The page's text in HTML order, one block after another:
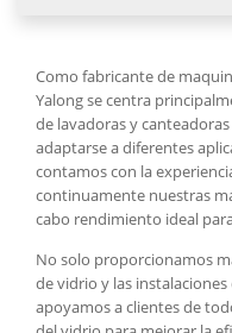
Como fabricante de
Yalong se centra
de lavadoras y
adaptarse a diferentes
contamos con la
continuamente nuestras
cabo rendimiento ideal
No solo proporcionamos
de vidrio y las
apoyamos a clientes de